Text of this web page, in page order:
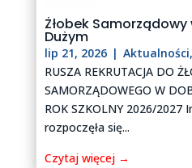
Żłobek
Dużym
lip 21, 2026 | Aktualności,
RUSZA REKRUTACJA DO
SAMORZĄDOWEGO W
ROK SZKOLNY 2026/2027
rozpoczęła się...
Czytaj więcej →